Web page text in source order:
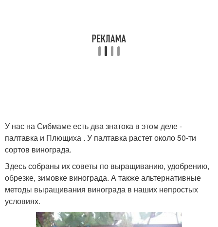
У нас на Сибмаме есть два знатока в этом деле -
палтавка и Плющиха . У палтавка растет около 50-ти
сортов винограда.
Здесь собраны их советы по выращиванию, удобрению,
обрезке, зимовке винограда. А также альтернативные
методы выращивания винограда в наших непростых
условиях.